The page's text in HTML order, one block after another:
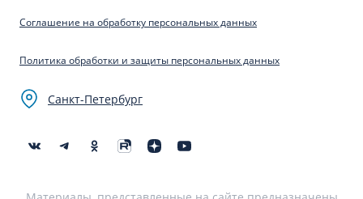
Соглашение на обработку персональных данных
Политика обработки и защиты персональных данных
Санкт-Петербург